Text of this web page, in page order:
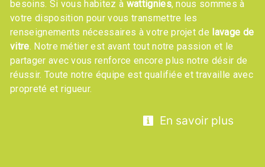
besoins. Si vous habitez à wattignies, nous sommes à
votre disposition pour vous transmettre les
renseignements nécessaires à votre projet de lavage de
vitre. Notre métier est avant tout notre passion et le
partager avec vous renforce encore plus notre désir de
réussir. Toute notre équipe est qualifiée et travaille avec
propreté et rigueur.
En savoir plus